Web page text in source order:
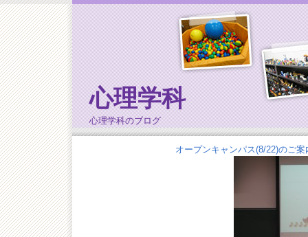
心理学科
心理学科のブログ
オープンキャンパス(8/22)のご